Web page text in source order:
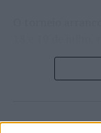
de um lugar no
abertura contou
início de uma